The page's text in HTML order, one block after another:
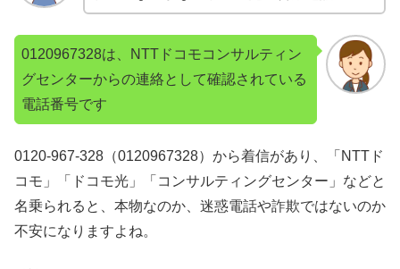
0120967328は、NTTドコモコンサルティン
グセンターからの連絡として確認されている
電話番号です
0120-967-328（0120967328）から着信があり、「NTTド
コモ」「ドコモ光」「コンサルティングセンター」などと
名乗られると、本物なのか、迷惑電話や詐欺ではないのか
不安になりますよね。